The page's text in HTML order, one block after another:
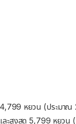
4,799 หยวน (ประมา
ละสูงสุด 5,799 หยวน